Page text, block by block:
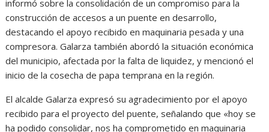
informó sobre la consolidación de un compromiso para la
construcción de accesos a un puente en desarrollo,
destacando el apoyo recibido en maquinaria pesada y una
compresora. Galarza también abordó la situación económica
del municipio, afectada por la falta de liquidez, y mencionó el
inicio de la cosecha de papa temprana en la región.
El alcalde Galarza expresó su agradecimiento por el apoyo
recibido para el proyecto del puente, señalando que «hoy se
ha podido consolidar, nos ha comprometido en maquinaria